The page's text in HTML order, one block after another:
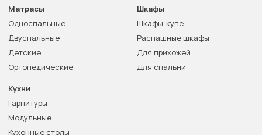
Матрасы
Односпальные
Двуспальные
Детские
Ортопедические
Шкафы
Шкафы-купе
Распашные шкафы
Для прихожей
Для спальни
Кухни
Гарнитуры
Модульные
Кухонные столы